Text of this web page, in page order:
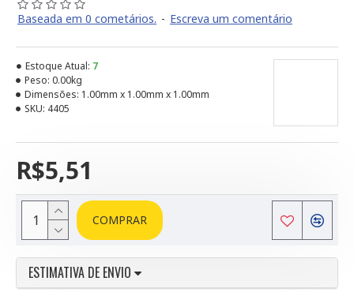
Baseada em 0 cometários. - Escreva um comentário
R$5,51
Estoque Atual: 7
Peso: 0.00kg
Dimensões: 1.00mm x 1.00mm x 1.00mm
SKU: 4405
COMPRAR
ESTIMATIVA DE ENVIO